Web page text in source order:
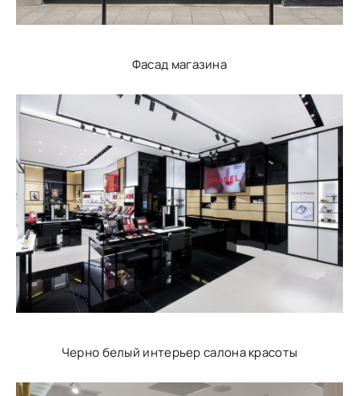
Фасад магазина
Черно белый интерьер салона красоты